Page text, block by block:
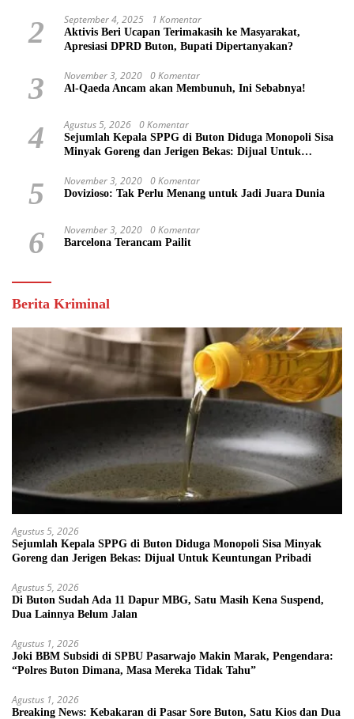
2 September 4, 2025 1 Komentar
Aktivis Beri Ucapan Terimakasih ke Masyarakat,
Apresiasi DPRD Buton, Bupati Dipertanyakan?
3 November 3, 2020 0 Komentar
Al-Qaeda Ancam akan Membunuh, Ini Sebabnya!
4 Agustus 5, 2026 0 Komentar
Sejumlah Kepala SPPG di Buton Diduga Monopoli Sisa
Minyak Goreng dan Jerigen Bekas: Dijual Untuk
5 November 3, 2020 0 Komentar
Dovizioso: Tak Perlu Menang untuk Jadi Juara Dunia
6 November 3, 2020 0 Komentar
Barcelona Terancam Pailit
Berita Kriminal
Agustus 5, 2026
Sejumlah Kepala SPPG di Buton Diduga Monopoli Sisa Minyak
Goreng dan Jerigen Bekas: Dijual Untuk Keuntungan Pribadi
Agustus 5, 2026
Di Buton Sudah Ada 11 Dapur MBG, Satu Masih Kena Suspend,
Dua Lainnya Belum Jalan
Agustus 1, 2026
Joki BBM Subsidi di SPBU Pasarwajo Makin Marak, Pengendara:
“Polres Buton Dimana, Masa Mereka Tidak Tahu”
Agustus 1, 2026
Breaking News: Kebakaran di Pasar Sore Buton, Satu Kios dan Dua